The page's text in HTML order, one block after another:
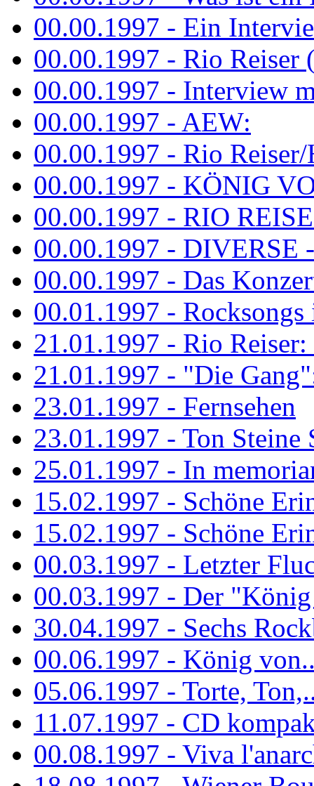
00.00.1997 - Ein
00.00.1997 - Rio Reiser
00.00.1997 - Interview
00.00.1997 - AEW:
00.00.1997 - Rio Reiser/
00.00.1997 - KÖNIG
00.00.1997 - RIO
00.00.1997 - DIVERSE
00.00.1997 - Das
00.01.1997 -
21.01.1997 - Rio
21.01.1997 - "Die
23.01.1997 - Fernsehen
23.01.1997 - Ton Steine
25.01.1997 - In
15.02.1997 - Schöne
15.02.1997 - Schöne
00.03.1997 - Letzter
00.03.1997 - Der
30.04.1997 - Sechs
00.06.1997 - König
05.06.1997 - Torte,
11.07.1997 - CD
00.08.1997 - Viva